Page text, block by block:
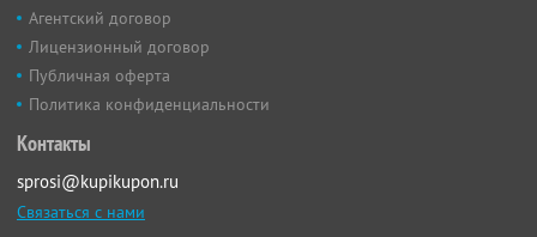
Агентский договор
Лицензионный договор
Публичная оферта
Политика конфиденциальности
Контакты
sprosi@kupikupon.ru
Связаться с нами